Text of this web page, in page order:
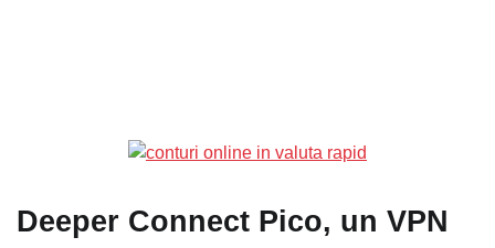
Deeper Connect Pico, un VPN